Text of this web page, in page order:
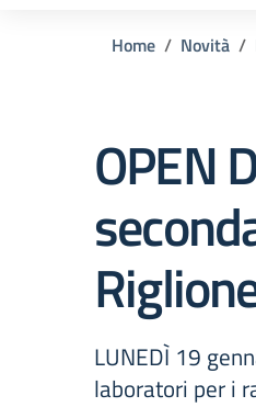
Home Novità
OPEN
LUNEDÌ 19
laboratori per i